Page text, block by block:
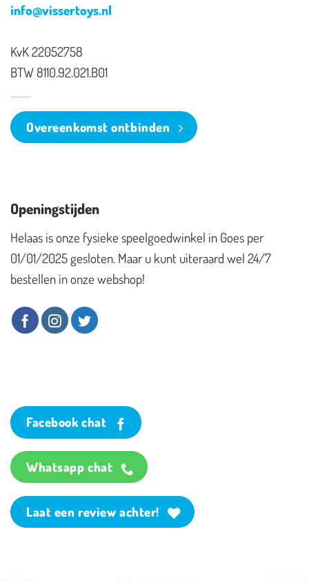
info@vissertoys.nl
KvK 22052758
BTW 8110.92.021.B01
Overeenkomst ontbinden
Openingstijden
Helaas is onze fysieke speelgoedwinkel in Goes per
01/01/2025 gesloten. Maar u kunt uiteraard wel 24/7
bestellen in onze webshop!
Facebook chat
Whatsapp chat
Laat een review achter!